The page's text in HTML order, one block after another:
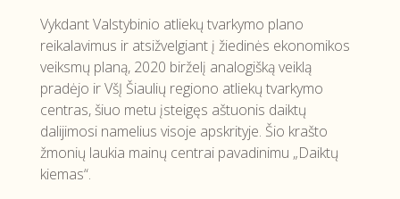
Vykdant Valstybinio atliekų tvarkymo plano
reikalavimus ir atsižvelgiant į žiedinės ekonomikos
veiksmų planą, 2020 birželį analogišką veiklą
pradėjo ir VšĮ Šiaulių regiono atliekų tvarkymo
centras, šiuo metu įsteigęs aštuonis daiktų
dalijimosi namelius visoje apskrityje. Šio krašto
žmonių laukia mainų centrai pavadinimu „Daiktų
kiemas“.